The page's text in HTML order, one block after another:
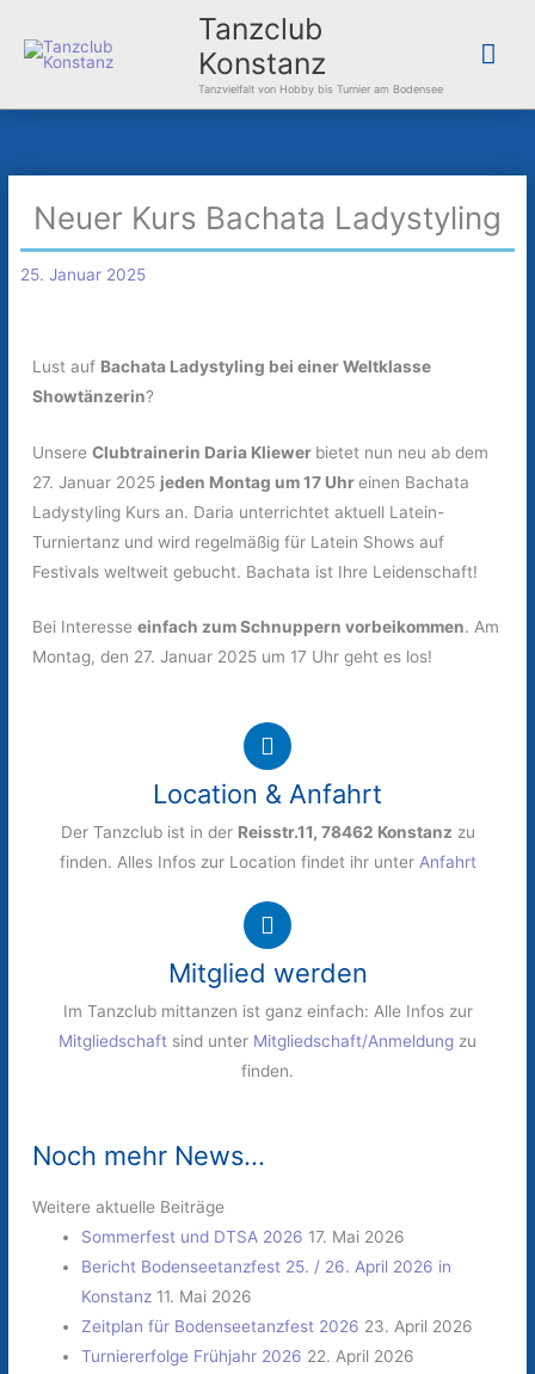
Inhalt
springen
Tanzclub
Konstanz
Tanzvielfalt von Hobby bis Turnier am Bodensee
Neuer Kurs Bachata Ladystyling
25. Januar 2025
Lust auf Bachata Ladystyling bei einer Weltklasse
Showtänzerin?
UnsereClubtrainerin Daria Kliewer bietet nun neu ab dem
27. Januar 2025 jeden Montag um 17 Uhreinen Bachata
Ladystyling Kurs an. Daria unterrichtet aktuell Latein-
Turniertanz und wird regelmäßig für Latein Shows auf
Festivals weltweit gebucht. Bachata ist Ihre Leidenschaft!
Bei Interesseeinfach zum Schnuppern vorbeikommen. Am
Montag, den 27. Januar 2025 um 17 Uhr geht es los!
Location & Anfahrt
Der Tanzclub ist in der Reisstr.11, 78462 Konstanz zu
finden. Alles Infos zur Location findet ihr unter Anfahrt
Mitglied werden
Im Tanzclub mittanzen ist ganz einfach: Alle Infos zur
Mitgliedschaft sind unter Mitgliedschaft/Anmeldung zu
finden.
Noch mehr News...
Weitere aktuelle Beiträge
Sommerfest und DTSA 2026 17. Mai 2026
Bericht Bodenseetanzfest 25. / 26. April 2026 in
Konstanz 11. Mai 2026
Zeitplan für Bodenseetanzfest 2026 23. April 2026
Turniererfolge Frühjahr 2026 22. April 2026